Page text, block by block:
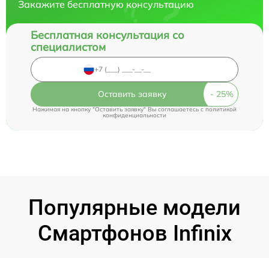
Закажите бесплатную консультацию
Бесплатная консультация со
специалистом
Оставить заявку
Нажимая на кнопку "Оставить заявку" Вы соглашаетесь cполитикой
конфиденциальности
Популярные модели
Смартфонов Infinix